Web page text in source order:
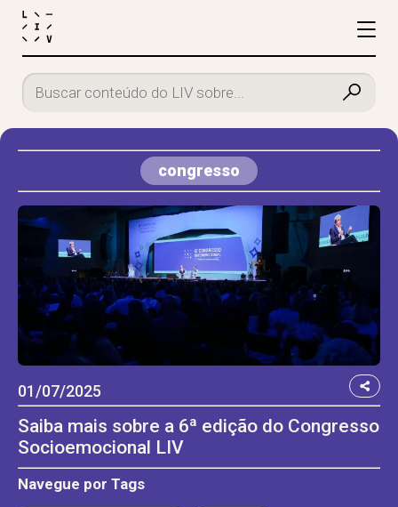
congresso
01/07/2025
Saiba mais sobre a 6ª edição do Congresso
Socioemocional LIV
Navegue por Tags